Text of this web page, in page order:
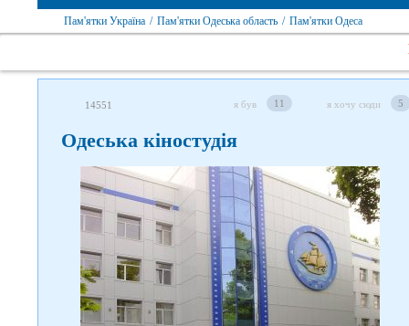
Пам'ятки Україна / Пам'ятки Одеська область / Пам'ятки Одеса
14551 я був 11 я хочу сюди 5
Одеська кіностудія